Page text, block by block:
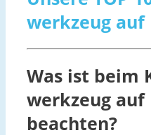
werkzeug auf
Was ist beim
werkzeug auf
beachten?